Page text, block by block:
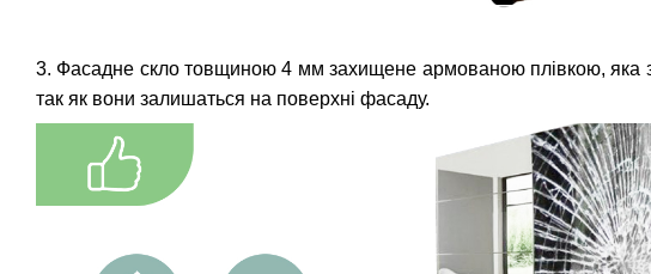
3. Фасадне скло товщиною 4 мм захищене армованою плівкою, яка
так як вони залишаться на поверхні фасаду.